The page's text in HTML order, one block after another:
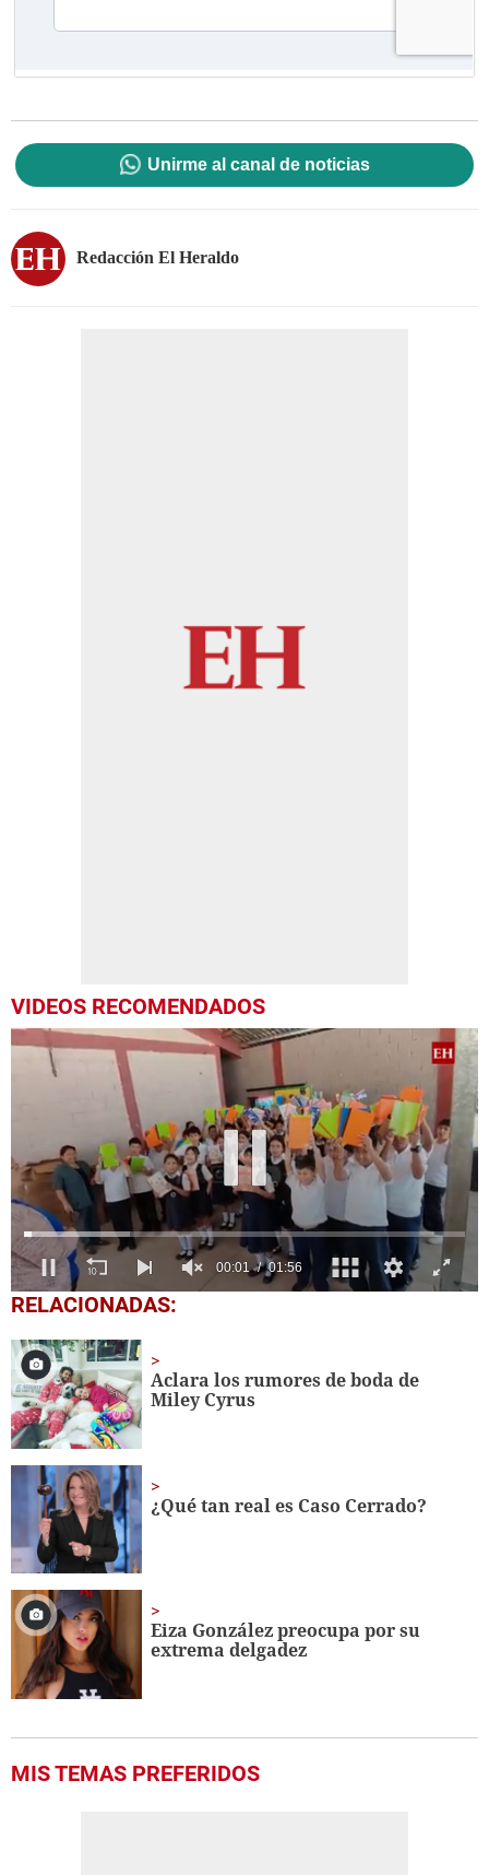
Unirme al canal de noticias
Redacción El Heraldo
VIDEOS RECOMENDADOS
0
seconds
1
minute,
56
seconds
RELACIONADAS:
Aclara los rumores de boda de
Miley Cyrus
¿Qué tan real es Caso Cerrado?
Eiza González preocupa por su
extrema delgadez
MIS TEMAS PREFERIDOS